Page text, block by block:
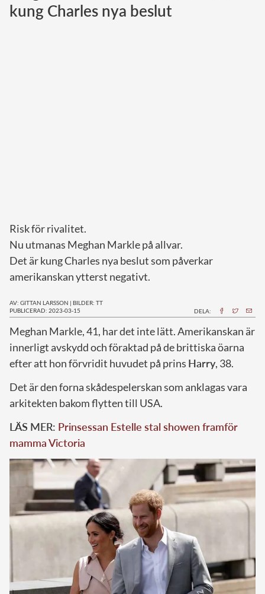
Norska kungahuset
kung Charles nya beslut
Risk för rivalitet.
Nu utmanas Meghan Markle på allvar.
Det är kung Charles nya beslut som påverkar
amerikanskan ytterst negativt.
AV: GITTAN LARSSON | BILDER: TT
PUBLICERAD: 2023-03-15
DELA:
Meghan Markle, 41, har det inte lätt. Amerikanskan är
innerligt avskydd och föraktad på de brittiska öarna
efter att hon förvridit huvudet på prins Harry, 38.
Det är den forna skådespelerskan som anklagas vara
arkitekten bakom flytten till USA.
LÄS MER: Prinsessan Estelle stal showen framför
mamma Victoria